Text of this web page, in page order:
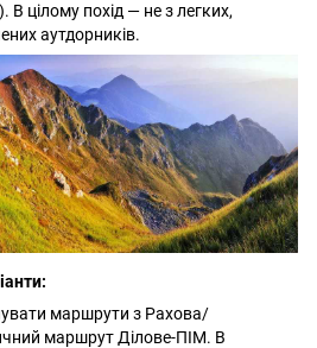
цілому похід — не з легких,
аутдорників.
маршрути з Рахова/
маршрут Ділове-ПІМ. В